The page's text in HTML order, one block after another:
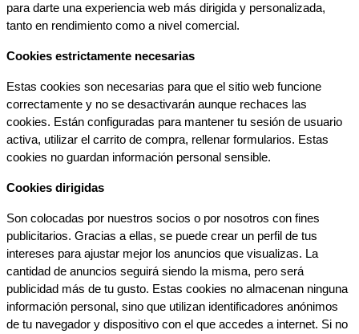
para darte una experiencia web más dirigida y personalizada,
tanto en rendimiento como a nivel comercial.
Cookies estrictamente necesarias
Estas cookies son necesarias para que el sitio web funcione
correctamente y no se desactivarán aunque rechaces las
cookies. Están configuradas para mantener tu sesión de usuario
activa, utilizar el carrito de compra, rellenar formularios. Estas
cookies no guardan información personal sensible.
Cookies dirigidas
Son colocadas por nuestros socios o por nosotros con fines
publicitarios. Gracias a ellas, se puede crear un perfil de tus
intereses para ajustar mejor los anuncios que visualizas. La
cantidad de anuncios seguirá siendo la misma, pero será
publicidad más de tu gusto. Estas cookies no almacenan ninguna
información personal, sino que utilizan identificadores anónimos
de tu navegador y dispositivo con el que accedes a internet. Si no